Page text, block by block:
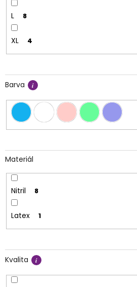
L 8
XL 4
Barva
Materiál
Nitril 8
Latex 1
Kvalita